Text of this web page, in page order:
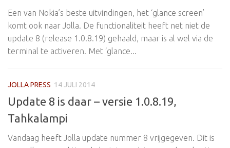
Een van Nokia’s beste uitvindingen, het ‘glance screen’
komt ook naar Jolla. De functionaliteit heeft net niet de
update 8 (release 1.0.8.19) gehaald, maar is al wel via de
terminal te activeren. Met ‘glance...
JOLLA PRESS 14 JULI 2014
Update 8 is daar – versie 1.0.8.19,
Tahkalampi
Vandaag heeft Jolla update nummer 8 vrijgegeven. Dit is